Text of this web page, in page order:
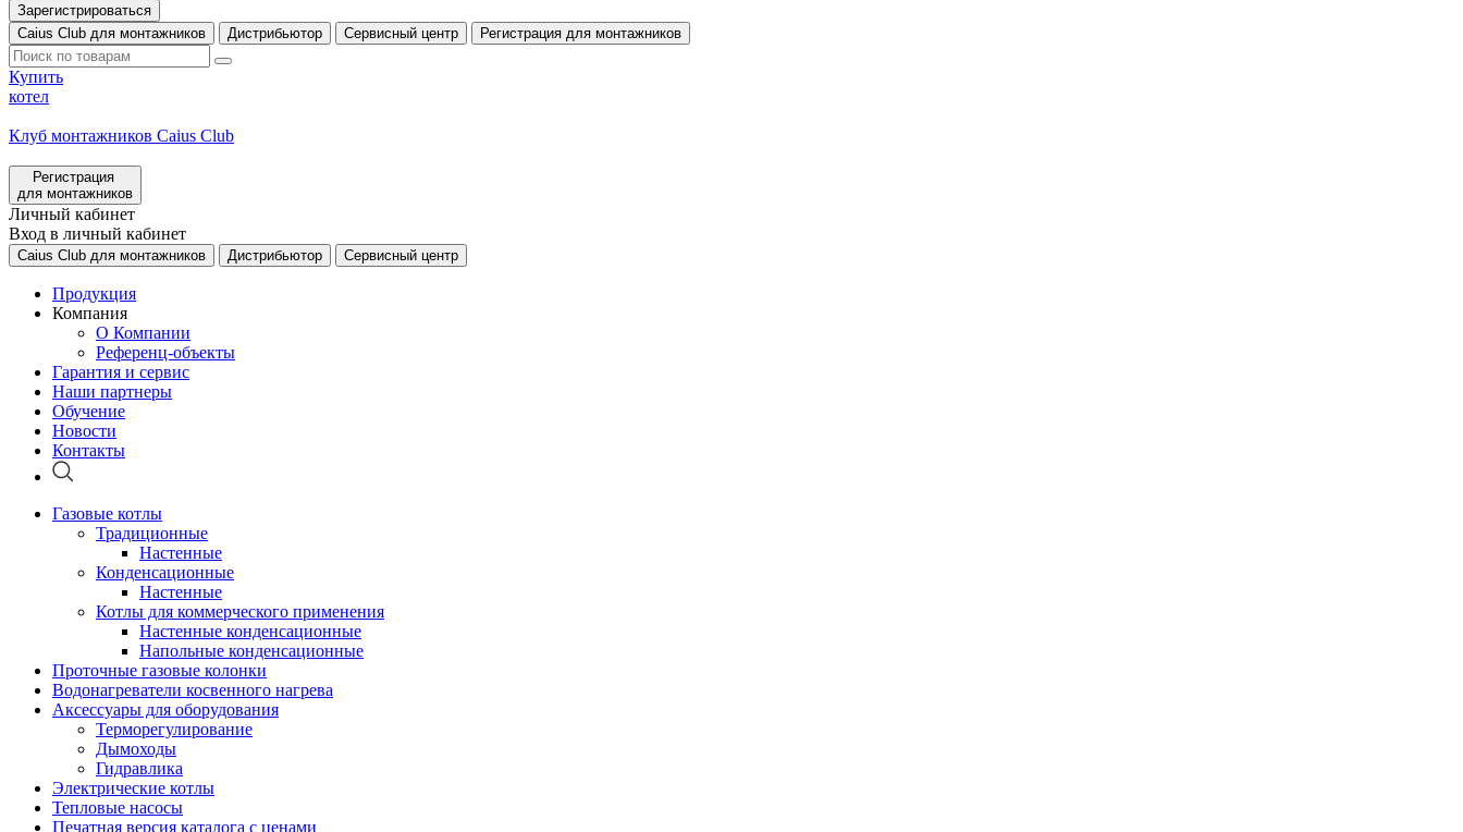
Зарегистрироваться
Caius Club для монтажников
Дистрибьютор Сервисный центр Регистрация для монтажников
Купить
котел
Клуб монтажников Caius Club
Регистрация
для монтажников
Личный кабинет
Вход в личный кабинет
Caius Club для монтажников Дистрибьютор Сервисный центр
Продукция
Компания
О Компании
Референц-объекты
Гарантия и сервис
Наши партнеры
Обучение
Новости
Контакты
Газовые котлы
Традиционные
Настенные
Конденсационные
Настенные
Котлы для коммерческого применения
Настенные конденсационные
Напольные конденсационные
Проточные газовые колонки
Водонагреватели косвенного нагрева
Аксессуары для оборудования
Терморегулирование
Дымоходы
Гидравлика
Электрические котлы
Тепловые насосы
Печатная версия каталога с ценами